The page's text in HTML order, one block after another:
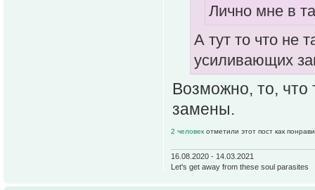
Лично мне в
А тут то что не
усиливающих
Возможно, то, что
замены.
2 человек отметили этот пост как
16.08.2020 - 14.03.2021
Let's get away from these soul parasites